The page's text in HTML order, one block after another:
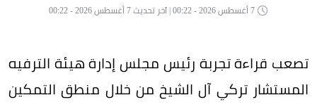
تصعب قراءة تجربة رئيس مجلس إدارة هيئة الترفيه
المستشار تركي آل الشيخ من خلال منطق التمكين